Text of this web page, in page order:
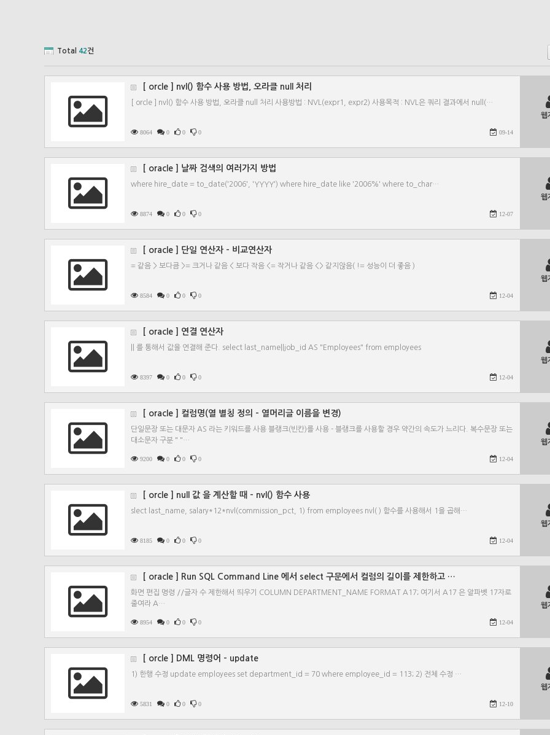
Total 42건
[ orcle ] nvl() 함수 사용 방법, 오라클 null 처리
[ orcle ] nvl() 함수 사용 방법, 오라클 null 처리 사용방법 : NVL(expr1, expr2) 사용목적 : NVL은 쿼리 결과에서 null(…
8064 0 0 0 09-14
웹
[ oracle ] 날짜 검색의 여러가지 방법
where hire_date = to_date('2006', 'YYYY') where hire_date like '2006%' where to_char…
8874 0 0 0 12-07
웹
[ oracle ] 단일 연산자 - 비교연산자
= 같음 > 보다큼 >= 크거나 같음 < 보다 작음 <= 작거나 같음 <> 같지않음( != 성능이 더 좋음 )
8584 0 0 0 12-04
웹
[ oracle ] 연결 연산자
|| 를 통해서 값을 연결해 준다. select last_name||job_id AS "Employees" from employees
8397 0 0 0 12-04
웹
[ oracle ] 컬럼명(열 별칭 정의 - 열머리글 이름을 변경)
단일문장 또는 대문자 AS 라는 키워드를 사용 블랭크(빈칸)를 사용 - 블랭크를 사용할 경우 약간의 속도가 느리다. 복수문장 또는
대소문자 구분 " "…
9200 0 0 0 12-04
웹
[ orcle ] null 값 을 계산할 때 - nvl() 함수 사용
slect last_name, salary*12*nvl(commission_pct, 1) from employees nvl( ) 함수를 사용해서 1을 곱해…
8185 0 0 0 12-04
웹
[ oracle ] Run SQL Command Line 에서 select 구문에서 컬럼의 길이를 제한하고 …
화면 편집 명령 //글자 수 제한해서 띄우기 COLUMN DEPARTMENT_NAME FORMAT A17; 여기서 A17 은 알파벳 17자로
줄여라 A…
8954 0 0 0 12-04
웹
[ orcle ] DML 명령어 - update
1) 한행 수정 update employees set department_id = 70 where employee_id = 113; 2) 전체 수정 …
5831 0 0 0 12-10
웹